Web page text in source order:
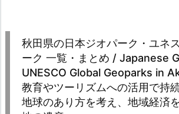
秋田県の日本ジオパーク・ユネ
ーク 一覧・まとめ / Japanese
UNESCO Global Geoparks in
教育やツーリズムへの活用で持
地球のあり方を考え、地域経済